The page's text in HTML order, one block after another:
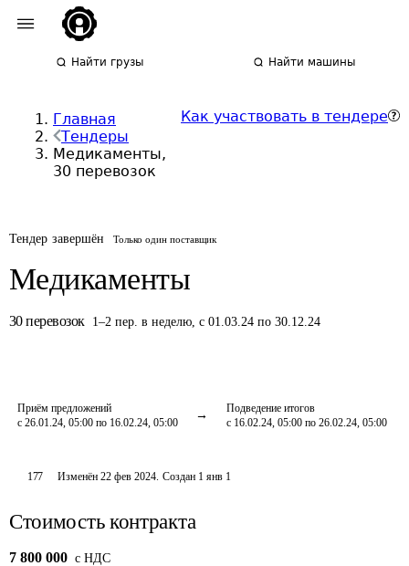
Найти грузы Найти машины
Главная
Тендеры
Медикаменты,
30 перевозок
Как участвовать в тендере
Тендер завершён Только один поставщик
Медикаменты
30 перевозок 1–2 пер. в неделю, с 01.03.24 по 30.12.24
Приём предложений
с 26.01.24, 05:00 по 16.02.24, 05:00
Подведение итогов
с 16.02.24, 05:00 по 26.02.24, 05:00
177 Изменён22 фев 2024. Создан 1 янв 1
Стоимость контракта
7 800 000 c НДС